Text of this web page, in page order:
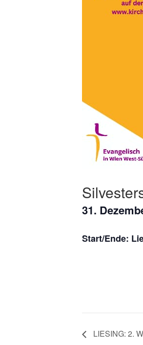
31.
Start/Ende:
LIESING: 2.